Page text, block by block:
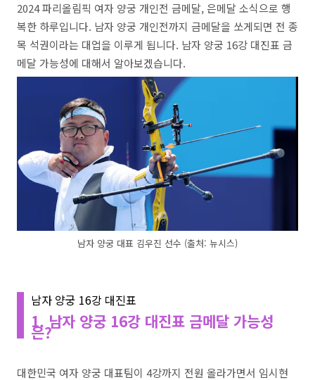
2024 파리올림픽 여자 양궁 개인전 금메달, 은메달 소식으로 행
복한 하루입니다. 남자 양궁 개인전까지 금메달을 쏘게되면 전 종
목 석권이라는 대업을 이루게 됩니다. 남자 양궁 16강 대진표 금
메달 가능성에 대해서 알아보겠습니다.
남자 양궁 대표 김우진 선수 (출처: 뉴시스)
남자 양궁 16강 대진표
1. 남자 양궁 16강 대진표 금메달 가능성
은?
대한민국 여자 양궁 대표팀이 4강까지 전원 올라가면서 임시현